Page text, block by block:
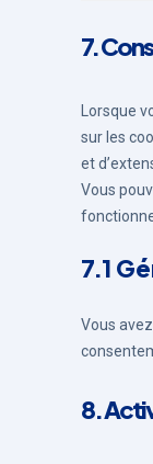
7.
Lorsque
sur les
et
Vous
7.1
Vous
8.